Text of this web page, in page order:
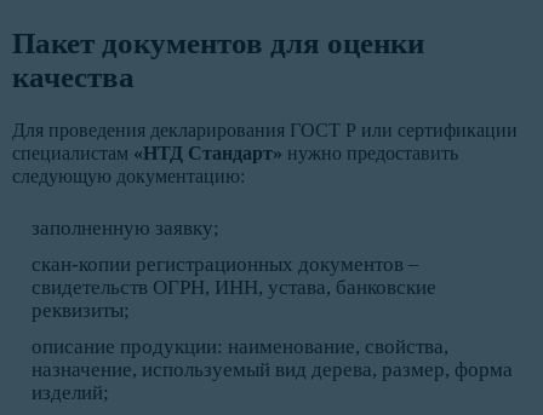
Пакет документов для оценки
качества
Для проведения декларирования ГОСТ Р или сертификации
специалистам «НТД Стандарт» нужно предоставить
следующую документацию:
заполненную заявку;
скан-копии регистрационных документов –
свидетельств ОГРН, ИНН, устава, банковские
реквизиты;
описание продукции: наименование, свойства,
назначение, используемый вид дерева, размер, форма
изделий;